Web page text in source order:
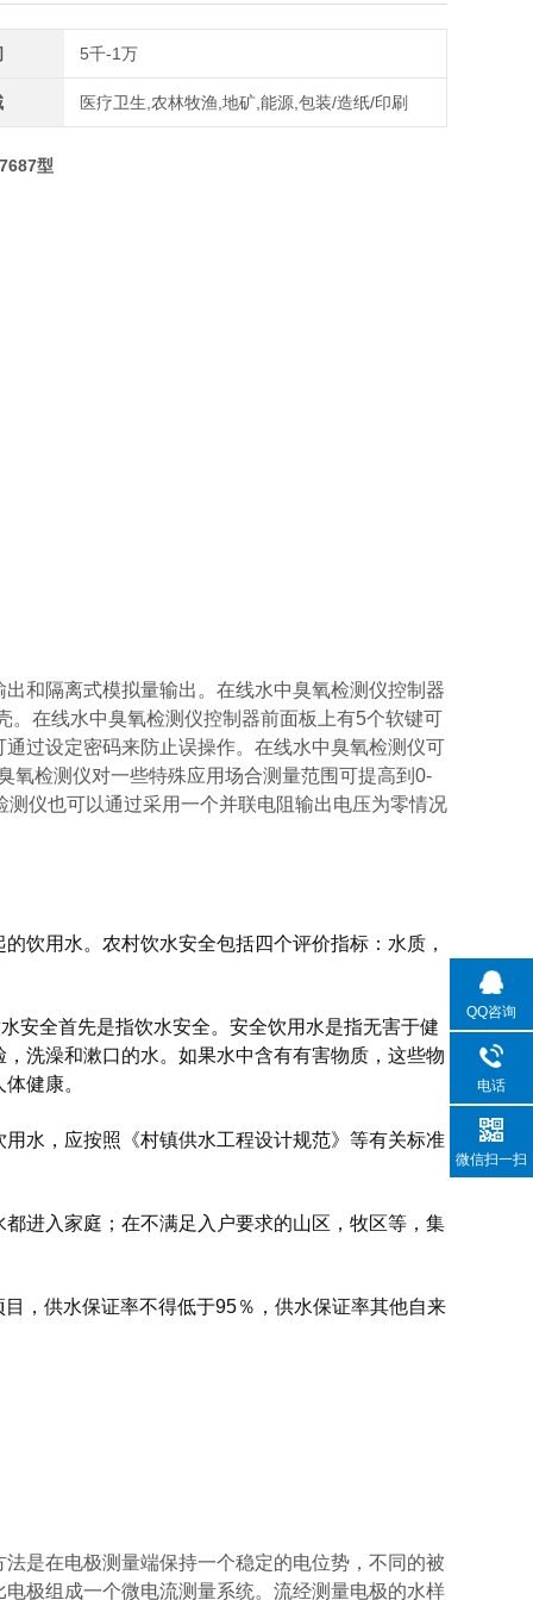
5千-1万
医疗卫生,农林牧渔,地矿,能源,包装/造纸/印刷
型
和隔离式模拟量输出。在线水中臭氧检测仪控制器
。在线水中臭氧检测仪控制器前面板上有5个软键可
过设定密码来防止误操作。在线水中臭氧检测仪可
氧检测仪对一些特殊应用场合测量范围可提高到 0-
仪也可以通过采用一个并联电阻输出电压为零情况
用水。农村饮水安全包括四个评价指标：水质，
全首先是指饮水安全。安全饮用水是指无害于健
洗澡和漱口的水。如果水中含有有害物质，这些物
健康。
水，应按照《村镇供水工程设计规范》等有关标准
进入家庭；在不满足入户要求的山区，牧区等，集
供水保证率不得低于95％，供水保证率其他自来
是在电极测量端保持一个稳定的电位势，不同的被
极组成一个微电流测量系统。流经测量电极的水样
QQ咨询
电话
微信扫一扫